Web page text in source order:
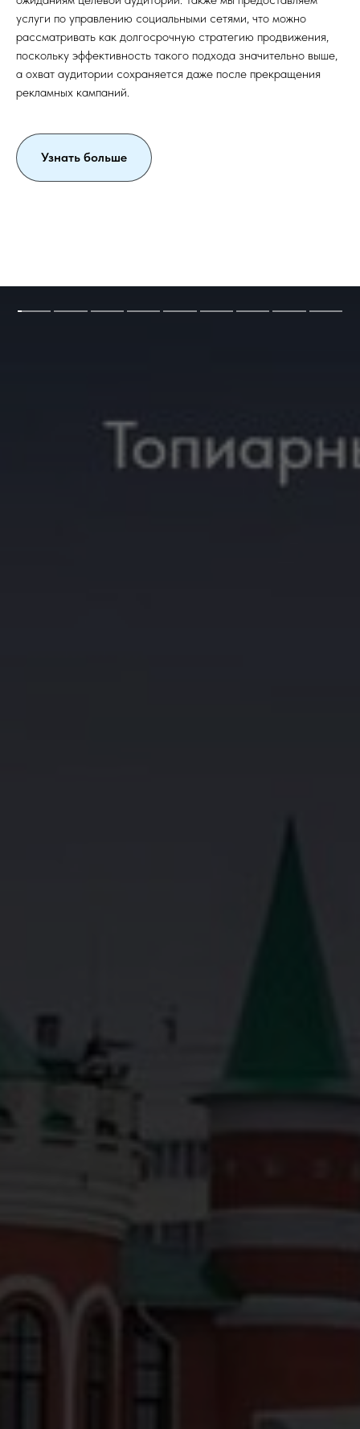
услуги по управлению социальными сетями, что можно
рассматривать как долгосрочную стратегию продвижения,
поскольку эффективность такого подхода значительно выше,
а охват аудитории сохраняется даже после прекращения
рекламных кампаний.
Узнать больше